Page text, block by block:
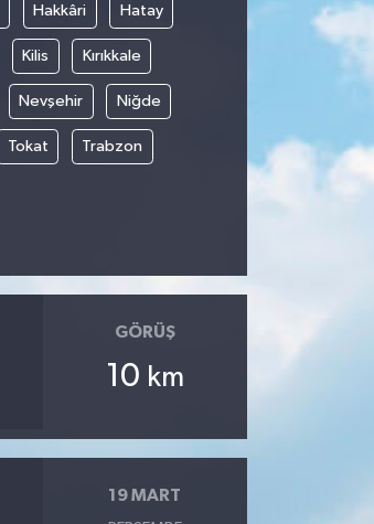
Hakkâri Hatay
Kilis Kırıkkale
Nevşehir Niğde
Tokat Trabzon
GÖRÜŞ
10 km
19 MART